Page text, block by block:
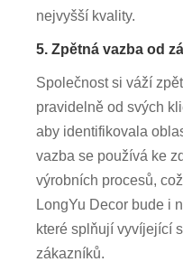
nejvyšší kvality.
5. Zpětná vazba od
Společnost si váží
pravidelně od svých
aby identifikovala
vazba se používá ke
výrobních procesů,
LongYu Decor bude i
které splňují vyvíjející
zákazníků.